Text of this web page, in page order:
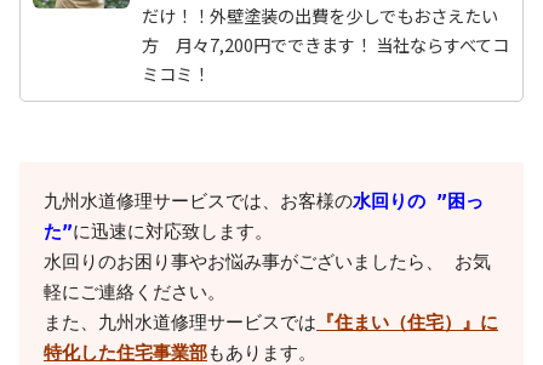
だけ！！外壁塗装の出費を少しでもおさえたい
方 月々7,200円でできます！ 当社ならすべてコ
ミコミ！
九州水道修理サービスでは、お客様の水回りの ”困っ
た”に迅速に対応致します。
水回りのお困り事やお悩み事がございましたら、 お気
軽にご連絡ください。
また、九州水道修理サービスでは 『住まい（住宅）』に
特化した住宅事業部もあります。